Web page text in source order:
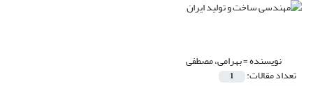
نویسنده =بهرامی، مصطفی
تعداد مقالات: 1